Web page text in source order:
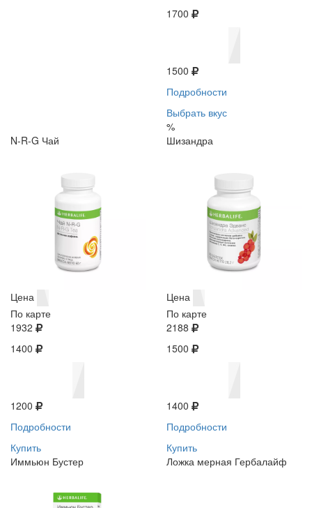
1700
1500
Подробности
Выбрать вкус
%
N-R-G Чай
Цена
По карте
1932
1400
1200
Подробности
Купить
Шизандра
Цена
По карте
2188
1500
1400
Подробности
Купить
Иммьюн Бустер
Ложка мерная Гербалайф